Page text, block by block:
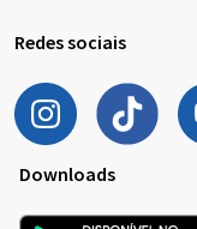
Redes sociais
Downloads